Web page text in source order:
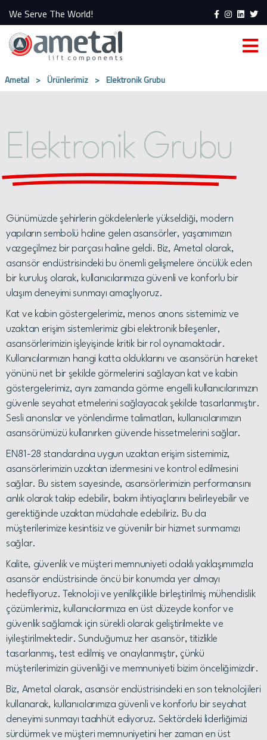
We Serve The World!
Ametal > Ürünlerimiz > Elektronik Grubu
Elektronik Grubu
Günümüzde şehirlerin gökdelenlerle yükseldiği, modern
yapıların sembolü haline gelen asansörler, yaşamımızın
vazgeçilmez bir parçası haline geldi. Biz, Ametal olarak,
asansör endüstrisindeki bu önemli gelişmelere öncülük eden
bir kuruluş olarak, kullanıcılarımıza güvenli ve konforlu bir
ulaşım deneyimi sunmayı amaçlıyoruz.
Kat ve kabin göstergelerimiz, menos anons sistemimiz ve
uzaktan erişim sistemlerimiz gibi elektronik bileşenler,
asansörlerimizin işleyişinde kritik bir rol oynamaktadır.
Kullanıcılarımızın hangi katta olduklarını ve asansörün hareket
yönünü net bir şekilde görmelerini sağlayan kat ve kabin
göstergelerimiz, aynı zamanda görme engelli kullanıcılarımızın
güvenle seyahat etmelerini sağlayacak şekilde tasarlanmıştır.
Sesli anonslar ve yönlendirme talimatları, kullanıcılarımızın
asansörümüzü kullanırken güvende hissetmelerini sağlar.
EN81-28 standardına uygun uzaktan erişim sistemimiz,
asansörlerimizin uzaktan izlenmesini ve kontrol edilmesini
sağlar. Bu sistem sayesinde, asansörlerimizin performansını
anlık olarak takip edebilir, bakım ihtiyaçlarını belirleyebilir ve
gerektiğinde uzaktan müdahale edebiliriz. Bu da
müşterilerimize kesintisiz ve güvenilir bir hizmet sunmamızı
sağlar.
Kalite, güvenlik ve müşteri memnuniyeti odaklı yaklaşımımızla
asansör endüstrisinde öncü bir konumda yer almayı
hedefliyoruz. Teknoloji ve yenilikçilikle birleştirilmiş mühendislik
çözümlerimiz, kullanıcılarımıza en üst düzeyde konfor ve
güvenlik sağlamak için sürekli olarak geliştirilmekte ve
iyileştirilmektedir. Sunduğumuz her asansör, titizlikle
tasarlanmış, test edilmiş ve onaylanmıştır, çünkü
müşterilerimizin güvenliği ve memnuniyeti bizim önceliğimizdir.
Biz, Ametal olarak, asansör endüstrisindeki en son teknolojileri
kullanarak, kullanıcılarımıza güvenli ve konforlu bir seyahat
deneyimi sunmayı taahhüt ediyoruz. Sektördeki liderliğimizi
sürdürmek ve müşteri memnuniyetini her zaman en üst